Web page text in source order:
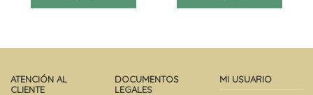
ATENCIÓN AL
CLIENTE
DOCUMENTOS
LEGALES
MI USUARIO